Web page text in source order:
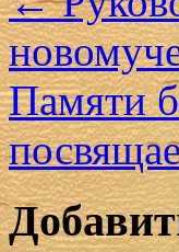
Памяти